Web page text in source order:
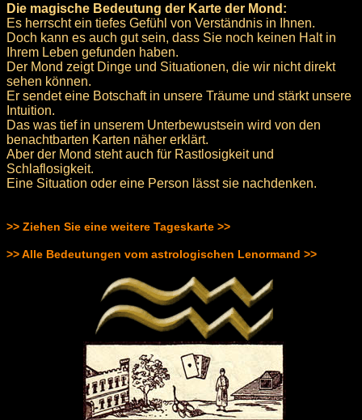
Die magische Bedeutung der Karte der Mond:
Es herrscht ein tiefes Gefühl von Verständnis in Ihnen.
Doch kann es auch gut sein, dass Sie noch keinen Halt in
Ihrem Leben gefunden haben.
Der Mond zeigt Dinge und Situationen, die wir nicht direkt
sehen können.
Er sendet eine Botschaft in unsere Träume und stärkt unsere
Intuition.
Das was tief in unserem Unterbewustsein wird von den
benachtbarten Karten näher erklärt.
Aber der Mond steht auch für Rastlosigkeit und
Schlaflosigkeit.
Eine Situation oder eine Person lässt sie nachdenken.
>> Ziehen Sie eine weitere Tageskarte >>
>> Alle Bedeutungen vom astrologischen Lenormand >>